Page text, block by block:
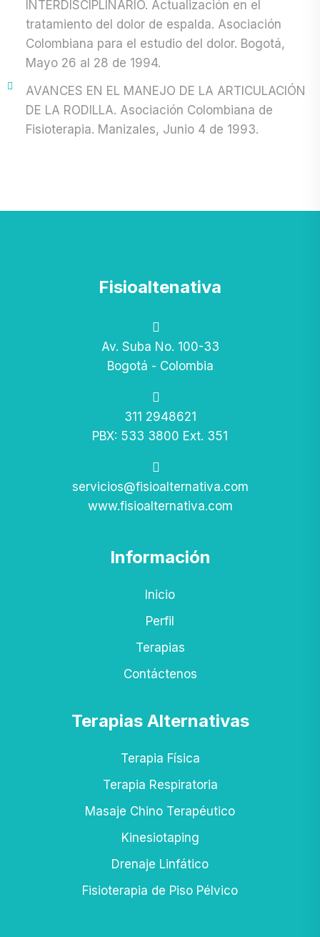
INTERDISCIPLINARIO. Actualización en el
tratamiento del dolor de espalda. Asociación
Colombiana para el estudio del dolor. Bogotá,
Mayo 26 al 28 de 1994.
AVANCES EN EL MANEJO DE LA ARTICULACIÓN
DE LA RODILLA. Asociación Colombiana de
Fisioterapia. Manizales, Junio 4 de 1993.
Fisioaltenativa
Av. Suba No. 100-33
Bogotá - Colombia
311 2948621
PBX: 533 3800 Ext. 351
servicios@fisioalternativa.com
www.fisioalternativa.com
Información
Inicio
Perfil
Terapias
Contáctenos
Terapias Alternativas
Terapia Física
Terapia Respiratoria
Masaje Chino Terapéutico
Kinesiotaping
Drenaje Linfático
Fisioterapia de Piso Pélvico